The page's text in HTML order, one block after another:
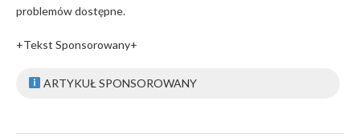
problemów dostępne.
+Tekst Sponsorowany+
ARTYKUŁ SPONSOROWANY